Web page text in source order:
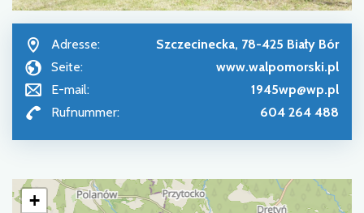
Adresse:
Szczecinecka, 78-425 Biały Bór
Seite:
www.walpomorski.pl
E-mail:
1945wp@wp.pl
Rufnummer:
604 264 488
+